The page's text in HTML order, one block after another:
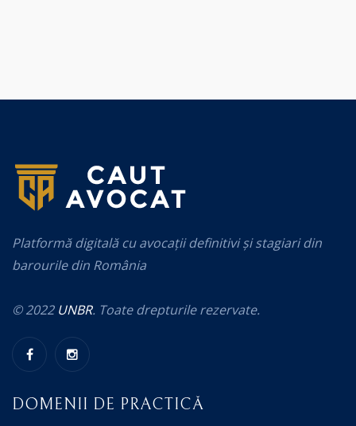
Platformă digitală cu avocații definitivi și stagiari din
barourile din România
© 2022 UNBR. Toate drepturile rezervate.
DOMENII DE PRACTICĂ